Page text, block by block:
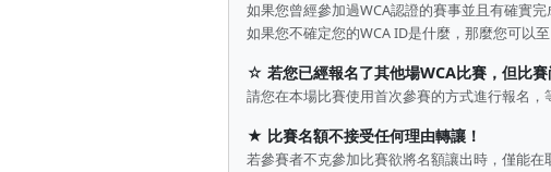
如果您曾經參加過WCA認證的賽事並且有確實
如果您不確定您的WCA ID是什麼，那麼您可以
☆ 若您已經報名了其他場WCA比賽，但比
請您在本場比賽使用首次參賽的方式進行報名，
★ 比賽名額不接受任何理由轉讓！
若參賽者不克參加比賽欲將名額讓出時，僅能